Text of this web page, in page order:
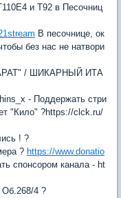
и T92 в Песочниц
В песочнице, ок
без нас не натвори
/ ШИКАРНЫЙ ИТА
- Поддержать стри
"Кило" ?https://clck.ru/
! ?
? https://www.donatio
спонсором канала - ht
Об.268/4 ?